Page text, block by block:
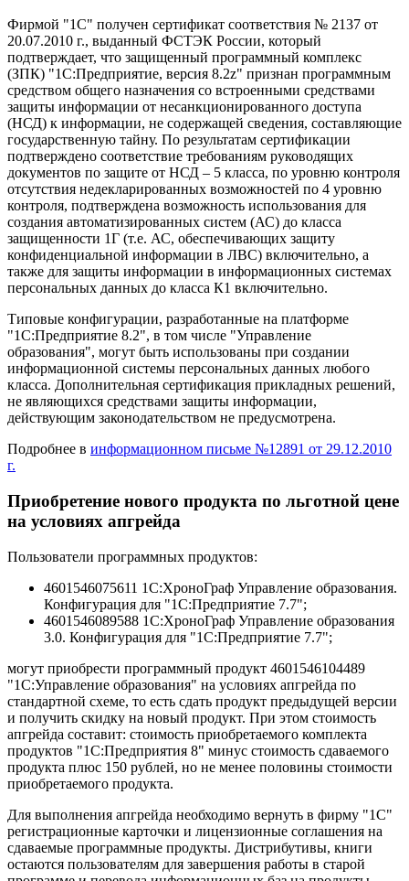
Фирмой "1С" получен сертификат соответствия № 2137 от
20.07.2010 г., выданный ФСТЭК России, который
подтверждает, что защищенный программный комплекс
(ЗПК) "1С:Предприятие, версия 8.2z" признан программным
средством общего назначения со встроенными средствами
защиты информации от несанкционированного доступа
(НСД) к информации, не содержащей сведения, составляющие
государственную тайну. По результатам сертификации
подтверждено соответствие требованиям руководящих
документов по защите от НСД – 5 класса, по уровню контроля
отсутствия недекларированных возможностей по 4 уровню
контроля, подтверждена возможность использования для
создания автоматизированных систем (АС) до класса
защищенности 1Г (т.е. АС, обеспечивающих защиту
конфиденциальной информации в ЛВС) включительно, а
также для защиты информации в информационных системах
персональных данных до класса К1 включительно.
Типовые конфигурации, разработанные на платформе
"1С:Предприятие 8.2", в том числе "Управление
образования", могут быть использованы при создании
информационной системы персональных данных любого
класса. Дополнительная сертификация прикладных решений,
не являющихся средствами защиты информации,
действующим законодательством не предусмотрена.
Подробнее в информационном письме №12891 от 29.12.2010
г.
Приобретение нового продукта по льготной цене
на условиях апгрейда
Пользователи программных продуктов:
4601546075611 1С:ХроноГраф Управление образования.
Конфигурация для "1С:Предприятие 7.7";
4601546089588 1С:ХроноГраф Управление образования
3.0. Конфигурация для "1С:Предприятие 7.7";
могут приобрести программный продукт 4601546104489
"1С:Управление образования" на условиях апгрейда по
стандартной схеме, то есть сдать продукт предыдущей версии
и получить скидку на новый продукт. При этом стоимость
апгрейда составит: стоимость приобретаемого комплекта
продуктов "1С:Предприятия 8" минус стоимость сдаваемого
продукта плюс 150 рублей, но не менее половины стоимости
приобретаемого продукта.
Для выполнения апгрейда необходимо вернуть в фирму "1С"
регистрационные карточки и лицензионные соглашения на
сдаваемые программные продукты. Дистрибутивы, книги
остаются пользователям для завершения работы в старой